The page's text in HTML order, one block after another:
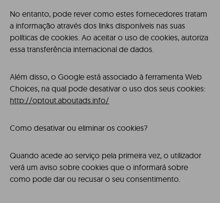
No entanto, pode rever como estes fornecedores tratam
a informação através dos links disponíveis nas suas
políticas de cookies. Ao aceitar o uso de cookies, autoriza
essa transferência internacional de dados.
Além disso, o Google está associado à ferramenta Web
Choices, na qual pode desativar o uso dos seus cookies:
http://optout.aboutads.info/
Como desativar ou eliminar os cookies?
Quando acede ao serviço pela primeira vez, o utilizador
verá um aviso sobre cookies que o informará sobre
como pode dar ou recusar o seu consentimento.